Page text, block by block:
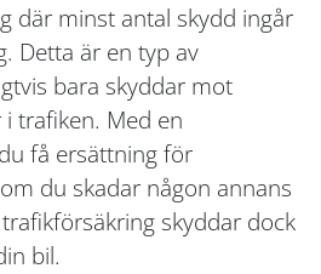
där minst antal skydd ingår
Detta är en typ av
bara skyddar mot
trafiken. Med en
få ersättning för
du skadar någon annans
skyddar dock
bil.